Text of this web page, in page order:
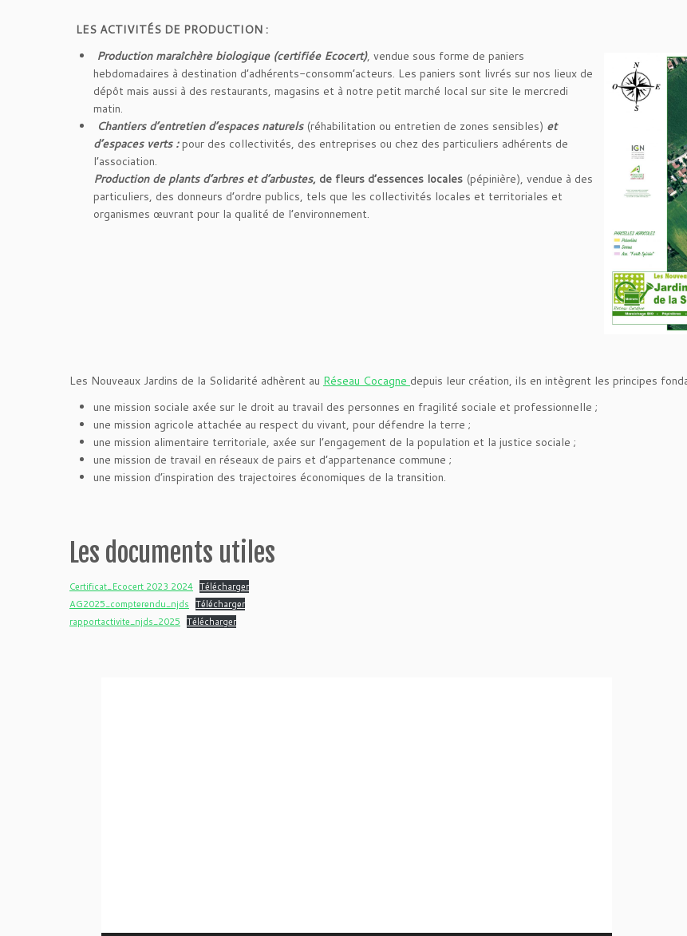
LES ACTIVITÉS DE PRODUCTION :
Production maraîchère biologique (certifiée Ecocert), vendue sous forme de paniers
hebdomadaires à destination d’adhérents-consomm’acteurs. Les paniers sont livrés sur nos lieux de
dépôt mais aussi à des restaurants, magasins et à notre petit marché local sur site le mercredi
matin.
Chantiers d’entretien d’espaces naturels (réhabilitation ou entretien de zones sensibles) et
d’espaces verts : pour des collectivités, des entreprises ou chez des particuliers adhérents de
l’association.
Production de plants d’arbres et d’arbustes, de fleurs d’essences locales (pépinière), vendue à des
particuliers, des donneurs d’ordre publics, tels que les collectivités locales et territoriales et
organismes œuvrant pour la qualité de l’environnement.
Les Nouveaux Jardins de la Solidarité adhèrent au Réseau Cocagne depuis leur création, ils en intègrent les principes
une mission sociale axée sur le droit au travail des personnes en fragilité sociale et professionnelle ;
une mission agricole attachée au respect du vivant, pour défendre la terre ;
une mission alimentaire territoriale, axée sur l’engagement de la population et la justice sociale ;
une mission de travail en réseaux de pairs et d’appartenance commune ;
une mission d’inspiration des trajectoires économiques de la transition.
Les documents utiles
Certificat_Ecocert 2023 2024 Télécharger
AG2025_compterendu_njds Télécharger
rapportactivite_njds_2025 Télécharger